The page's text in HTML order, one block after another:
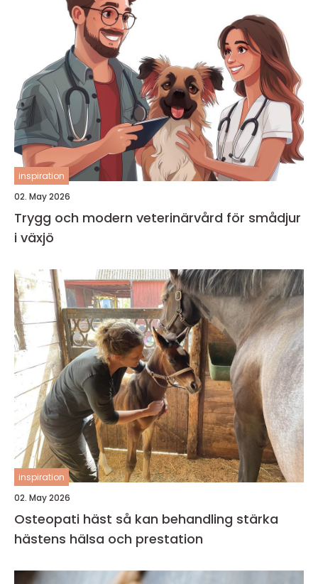
inspiration
02. May 2026
Trygg och modern veterinärvård för smådjur
i växjö
inspiration
02. May 2026
Osteopati häst så kan behandling stärka
hästens hälsa och prestation